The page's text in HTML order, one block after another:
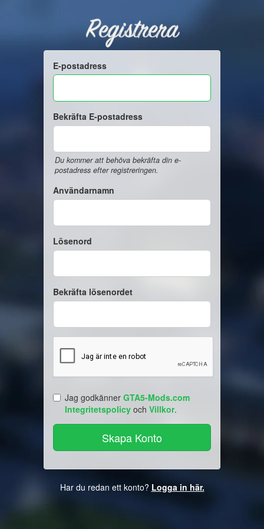
Registrera
E-postadress
Bekräfta E-postadress
Du kommer att behöva bekräfta din e-
postadress efter registreringen.
Användarnamn
Lösenord
Bekräfta lösenordet
Jag godkänner GTA5-Mods.com
Integritetspolicy och Villkor.
Har du redan ett konto? Logga in här.